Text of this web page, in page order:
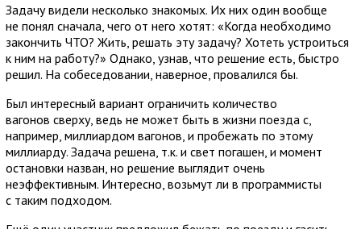
Задачу видели несколько знакомых. Их них один вообще
не понял сначала, чего от него хотят: «Когда необходимо
закончить ЧТО? Жить, решать эту задачу? Хотеть устроиться
к ним на работу?» Однако, узнав, что решение есть, быстро
решил. На собеседовании, наверное, провалился бы.
Был интересный вариант ограничить количество
вагонов сверху, ведь не может быть в жизни поезда с,
например, миллиардом вагонов, и пробежать по этому
миллиарду. Задача решена, т.к. и свет погашен, и момент
остановки назван, но решение выглядит очень
неэффективным. Интересно, возьмут ли в программисты
с таким подходом.